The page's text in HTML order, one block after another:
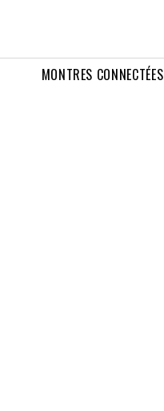
MONTRES CONNECTÉES